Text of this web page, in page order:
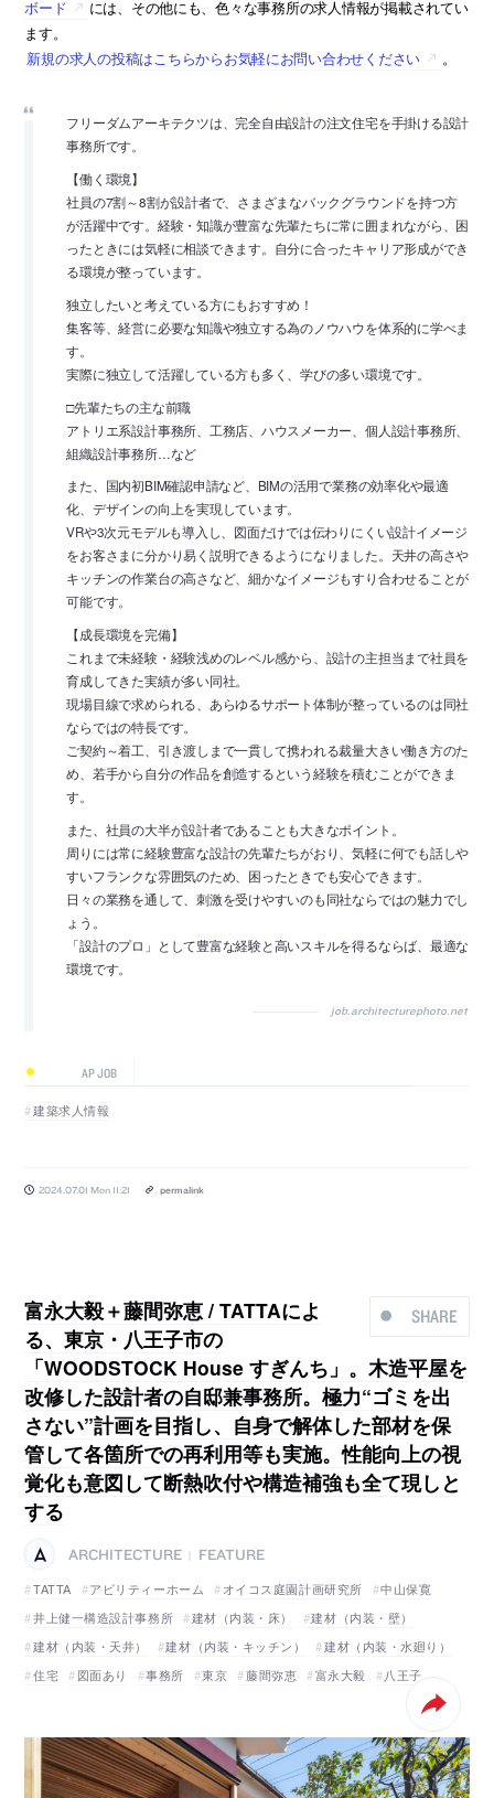
ボード
には、その他にも、色々な事務所の求人情報が掲載されてい
ます。
新規の求人の投稿はこちらからお気軽にお問い合わせください
。
フリーダムアーキテクツは、完全自由設計の注文住宅を手掛ける設計
事務所です。
【働く環境】
社員の7割～8割が設計者で、さまざまなバックグラウンドを持つ方
が活躍中です。経験・知識が豊富な先輩たちに常に囲まれながら、困
ったときには気軽に相談できます。自分に合ったキャリア形成ができ
る環境が整っています。
独立したいと考えている方にもおすすめ！
集客等、経営に必要な知識や独立する為のノウハウを体系的に学べま
す。
実際に独立して活躍している方も多く、学びの多い環境です。
□先輩たちの主な前職
アトリエ系設計事務所、工務店、ハウスメーカー、個人設計事務所、
組織設計事務所…など
また、国内初BIM確認申請など、BIMの活用で業務の効率化や最適
化、デザインの向上を実現しています。
VRや3次元モデルも導入し、図面だけでは伝わりにくい設計イメージ
をお客さまに分かり易く説明できるようになりました。天井の高さや
キッチンの作業台の高さなど、細かなイメージもすり合わせることが
可能です。
【成長環境を完備】
これまで未経験・経験浅めのレベル感から、設計の主担当まで社員を
育成してきた実績が多い同社。
現場目線で求められる、あらゆるサポート体制が整っているのは同社
ならではの特長です。
ご契約～着工、引き渡しまで一貫して携われる裁量大きい働き方のた
め、若手から自分の作品を創造するという経験を積むことができま
す。
また、社員の大半が設計者であることも大きなポイント。
周りには常に経験豊富な設計の先輩たちがおり、気軽に何でも話しや
すいフランクな雰囲気のため、困ったときでも安心できます。
日々の業務を通して、刺激を受けやすいのも同社ならではの魅力でし
ょう。
「設計のプロ」として豊富な経験と高いスキルを得るならば、最適な
環境です。
job.architecturephoto.net
AP JOB
建築求人情報
2024.07.01 Mon 11:21 permalink
SHARE
富永大毅＋藤間弥恵 / TATTAによ
る、東京・八王子市の
「WOODSTOCK House すぎんち」。木造平屋を
改修した設計者の自邸兼事務所。極力“ゴミを出
さない”計画を目指し、自身で解体した部材を保
管して各箇所での再利用等も実施。性能向上の視
覚化も意図して断熱吹付や構造補強も全て現しと
する
ARCHITECTURE
FEATURE
TATTA
アビリティーホーム オイコス庭園計画研究所
中山保寛
井上健一構造設計事務所
建材（内装・床）
建材（内装・壁）
建材（内装・天井）
建材（内装・キッチン）
建材（内装・水廻り）
住宅
図面あり 事務所 東京 藤間弥恵 富永大毅 八王子